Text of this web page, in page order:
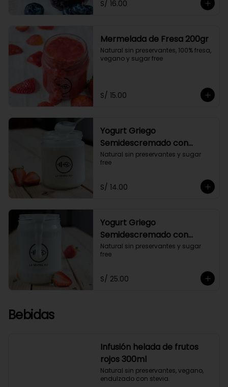
S/ 16.00
Mermelada de Fresa 200gr
Natural sin preservantes, 100% fresa,
vegano y sugar free
S/ 15.00
Yogurt Griego
Semidescremado con
Probióticos 300ml
Natural sin preservantes y sugar
free
S/ 14.00
Yogurt Griego
Semidescremado con
Probióticos 580ml
Natural sin preservantes y sugar
free
S/ 25.00
Bebidas
Infusión helada de frutos
rojos 300ml
Natural sin preservantes, vegano,
endulzado con stevia.